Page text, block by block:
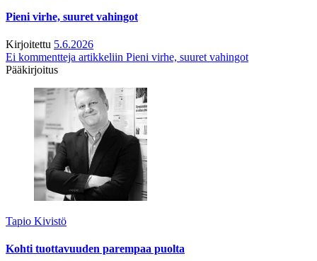
Pieni virhe, suuret vahingot
Kirjoitettu 5.6.2026
Ei kommentteja artikkeliin Pieni virhe, suuret vahingot
Pääkirjoitus
Tapio Kivistö
Kohti tuottavuuden parempaa puolta